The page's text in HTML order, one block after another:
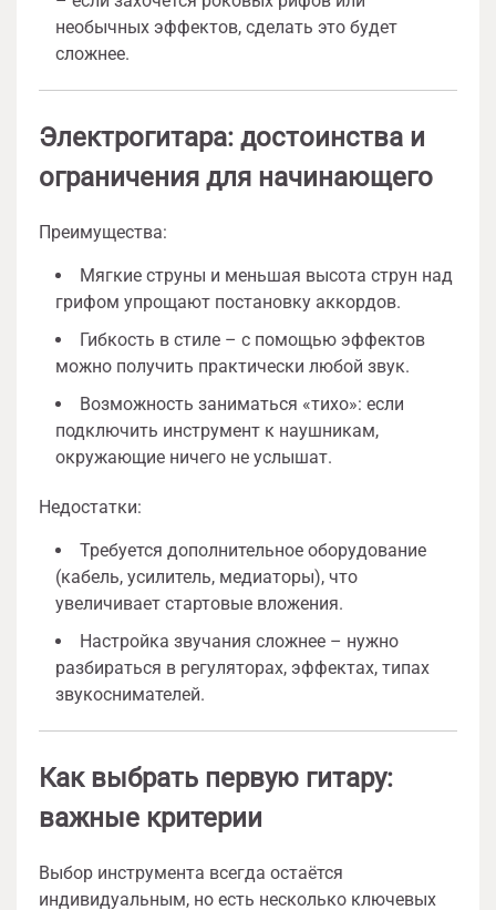
необычных эффектов, сделать это будет
сложнее.
Электрогитара: достоинства и
ограничения для начинающего
Преимущества:
Мягкие струны и меньшая высота струн над
грифом упрощают постановку аккордов.
Гибкость в стиле – с помощью эффектов
можно получить практически любой звук.
Возможность заниматься «тихо»: если
подключить инструмент к наушникам,
окружающие ничего не услышат.
Недостатки:
Требуется дополнительное оборудование
(кабель, усилитель, медиаторы), что
увеличивает стартовые вложения.
Настройка звучания сложнее – нужно
разбираться в регуляторах, эффектах, типах
звукоснимателей.
Как выбрать первую гитару:
важные критерии
Выбор инструмента всегда остаётся
индивидуальным, но есть несколько ключевых